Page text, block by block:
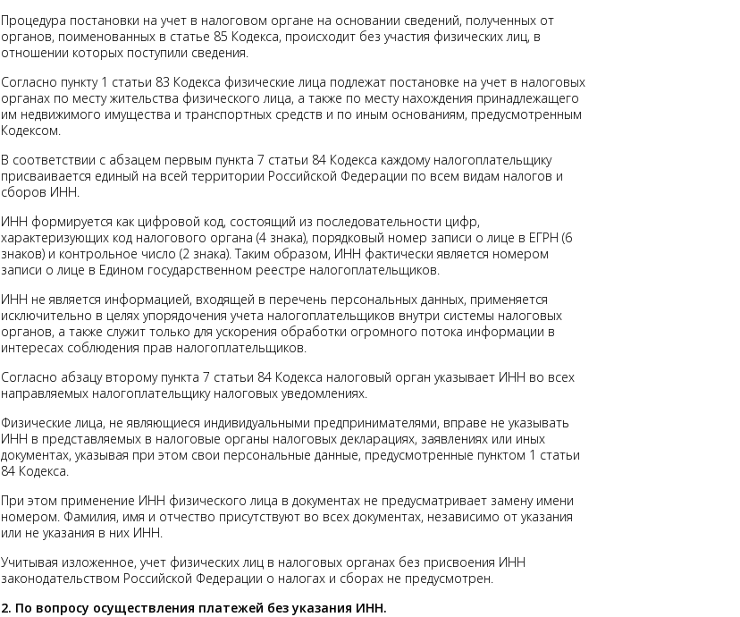
Процедура постановки на учет в налоговом органе на основании сведений, полученных от
органов, поименованных в статье 85 Кодекса, происходит без участия физических лиц, в
отношении которых поступили сведения.
Согласно пункту 1 статьи 83 Кодекса физические лица подлежат постановке на учет в налоговых
органах по месту жительства физического лица, а также по месту нахождения принадлежащего
им недвижимого имущества и транспортных средств и по иным основаниям, предусмотренным
Кодексом.
В соответствии с абзацем первым пункта 7 статьи 84 Кодекса каждому налогоплательщику
присваивается единый на всей территории Российской Федерации по всем видам налогов и
сборов ИНН.
ИНН формируется как цифровой код, состоящий из последовательности цифр,
характеризующих код налогового органа (4 знака), порядковый номер записи о лице в ЕГРН (6
знаков) и контрольное число (2 знака). Таким образом, ИНН фактически является номером
записи о лице в Едином государственном реестре налогоплательщиков.
ИНН не является информацией, входящей в перечень персональных данных, применяется
исключительно в целях упорядочения учета налогоплательщиков внутри системы налоговых
органов, а также служит только для ускорения обработки огромного потока информации в
интересах соблюдения прав налогоплательщиков.
Согласно абзацу второму пункта 7 статьи 84 Кодекса налоговый орган указывает ИНН во всех
направляемых налогоплательщику налоговых уведомлениях.
Физические лица, не являющиеся индивидуальными предпринимателями, вправе не указывать
ИНН в представляемых в налоговые органы налоговых декларациях, заявлениях или иных
документах, указывая при этом свои персональные данные, предусмотренные пунктом 1 статьи
84 Кодекса.
При этом применение ИНН физического лица в документах не предусматривает замену имени
номером. Фамилия, имя и отчество присутствуют во всех документах, независимо от указания
или не указания в них ИНН.
Учитывая изложенное, учет физических лиц в налоговых органах без присвоения ИНН
законодательством Российской Федерации о налогах и сборах не предусмотрен.
2. По вопросу осуществления платежей без указания ИНН.